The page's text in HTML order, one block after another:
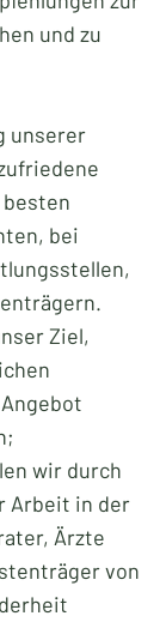
und zu
unserer
bei
Ziel,
wir durch
Arbeit in der
Ärzte
von